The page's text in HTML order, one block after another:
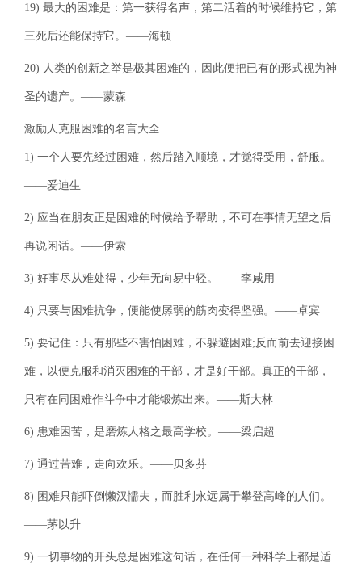
19) 最大的困难是：第一获得名声，第二活着的时候维持它，第
三死后还能保持它。——海顿
20) 人类的创新之举是极其困难的，因此便把已有的形式视为神
圣的遗产。——蒙森
激励人克服困难的名言大全
1) 一个人要先经过困难，然后踏入顺境，才觉得受用，舒服。
——爱迪生
2) 应当在朋友正是困难的时候给予帮助，不可在事情无望之后
再说闲话。——伊索
3) 好事尽从难处得，少年无向易中轻。——李咸用
4) 只要与困难抗争，便能使孱弱的筋肉变得坚强。——卓宾
5) 要记住：只有那些不害怕困难，不躲避困难;反而前去迎接困
难，以便克服和消灭困难的干部，才是好干部。真正的干部，
只有在同困难作斗争中才能锻炼出来。——斯大林
6) 患难困苦，是磨炼人格之最高学校。——梁启超
7) 通过苦难，走向欢乐。——贝多芬
8) 困难只能吓倒懒汉懦夫，而胜利永远属于攀登高峰的人们。
——茅以升
9) 一切事物的开头总是困难这句话，在任何一种科学上都是适